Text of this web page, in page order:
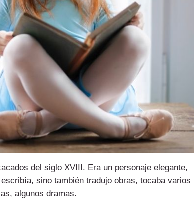
del siglo XVIII. Era un personaje elegante,
sino también tradujo obras, tocaba varios
algunos dramas.